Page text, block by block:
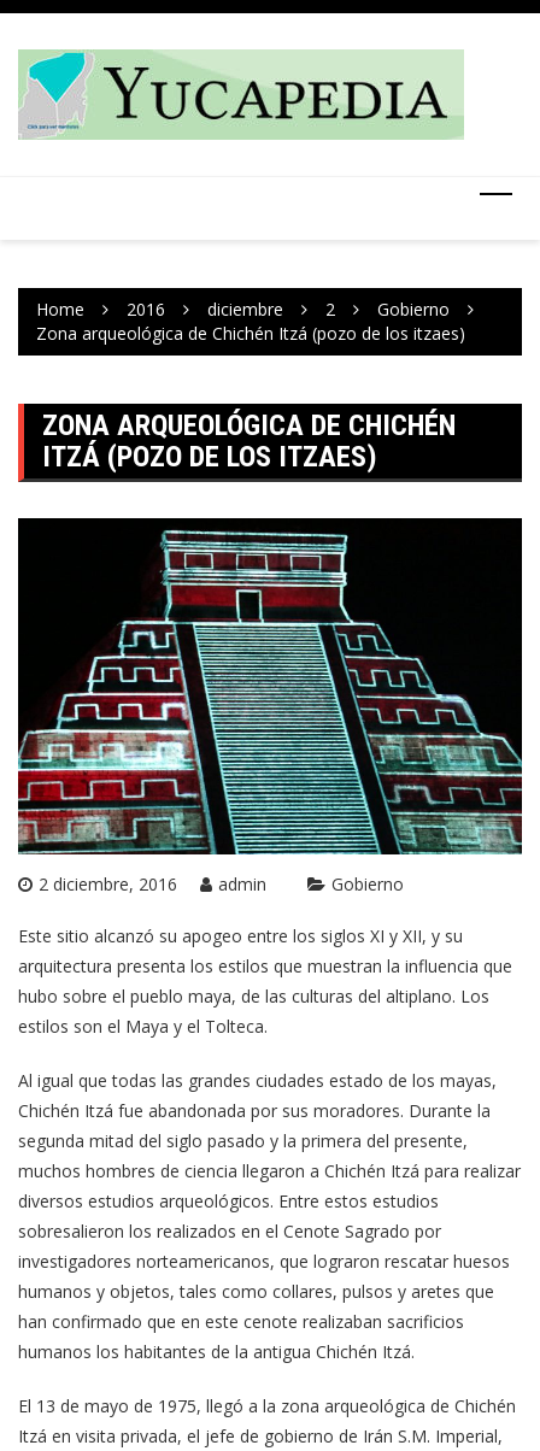
Skip
content
Home 2016 diciembre 2
Gobierno
Zona arqueológica de Chichén Itzá (pozo de los itzaes)
ZONA ARQUEOLÓGICA DE CHICHÉN
ITZÁ (POZO DE LOS ITZAES)
2 diciembre, 2016 admin Gobierno
Este sitio alcanzó su apogeo entre los siglos XI y XII, y su
arquitectura presenta los estilos que muestran la influencia que
hubo sobre el pueblo maya, de las culturas del altiplano. Los
estilos son el Maya y el Tolteca.
Al igual que todas las grandes ciudades estado de los mayas,
Chichén Itzá fue abandonada por sus moradores. Durante la
segunda mitad del siglo pasado y la primera del presente,
muchos hombres de ciencia llegaron a Chichén Itzá para realizar
diversos estudios arqueológicos. Entre estos estudios
sobresalieron los realizados en el Cenote Sagrado por
investigadores norteamericanos, que lograron rescatar huesos
humanos y objetos, tales como collares, pulsos y aretes que
han confirmado que en este cenote realizaban sacrificios
humanos los habitantes de la antigua Chichén Itzá.
El 13 de mayo de 1975, llegó a la zona arqueológica de Chichén
Itzá en visita privada, el jefe de gobierno de Irán S.M. Imperial,